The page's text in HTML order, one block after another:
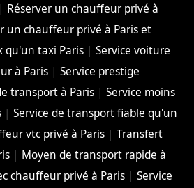
| Réserver un chauffeur privé à
un chauffeur privé à Paris et
qu'un taxi Paris |Service voiture
à Paris| Service prestige
transport à Paris |Service moins
| Service de transport fiable qu'un
vtc privé à Paris| Transfert
| Moyen de transport rapide à
chauffeur privé à Paris |Service